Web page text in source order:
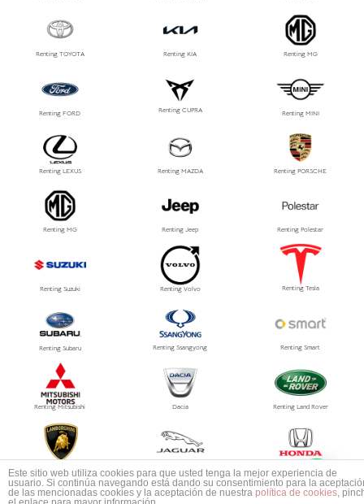
Renting TOYOTA Renting KIA Renting MG
Renting FORD Renting CUPRA Renting MINI
Renting LEXUS Renting MAZDA Renting PORSCHE
Renting MG Renting Jeep Renting Polestar
Renting Suzuki Renting Volvo Renting Tesla
Renting Subaru Renting Ssangyong Renting Smart
Renting Mitsubishi Dacia Renting Land Rover
Este sitio web utiliza cookies para que usted tenga la mejor experiencia de
usuario. Si continúa navegando está dando su consentimiento para la
de las mencionadas cookies y la aceptación de nuestra política de cookies,
1
Mas información ¿No encuentras tu coche?